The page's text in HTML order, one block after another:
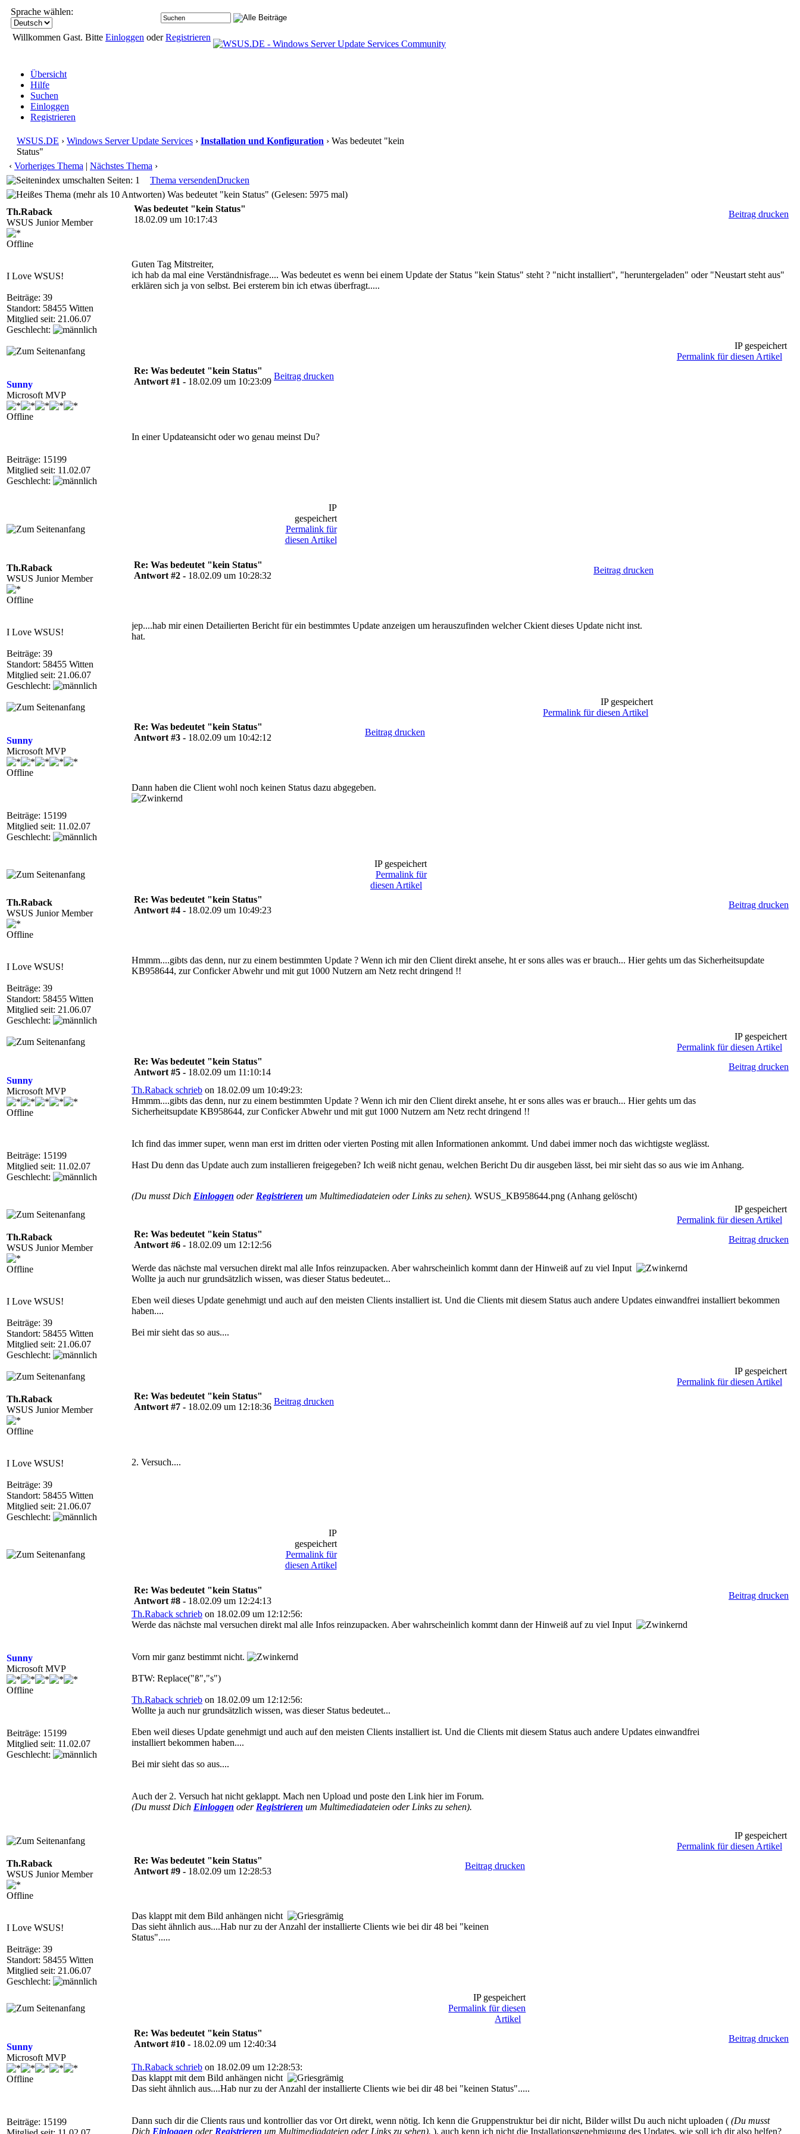
Sprache wählen:
Willkommen Gast. Bitte Einloggen oderRegistrieren
Übersicht
Hilfe
Suchen
Einloggen
Registrieren
WSUS.DE › Windows Server Update Services › Installation und Konfiguration › Was bedeutet "kein
Status"
‹ Vorheriges Thema | Nächstes Thema ›
Seiten: 1
Thema versendenDrucken
Was bedeutet "kein Status" (Gelesen: 5975 mal)
Th.Raback
WSUS Junior Member
Offline
I Love WSUS!
Beiträge: 39
Standort: 58455 Witten
Mitglied seit: 21.06.07
Geschlecht:
Was bedeutet "kein Status"
18.02.09 um 10:17:43
Beitrag drucken
Guten Tag Mitstreiter,
ich hab da mal eine Verständnisfrage.... Was bedeutet es wenn bei einem Update der Status "kein Status" steht ? "nicht installiert", "heruntergeladen" oder "Neustart steht aus"
erklären sich ja von selbst. Bei ersterem bin ich etwas überfragt.....
IP gespeichert
Permalink für diesen Artikel
Sunny
Microsoft MVP
Offline
Beiträge: 15199
Mitglied seit: 11.02.07
Geschlecht:
Re: Was bedeutet "kein Status"
Antwort #1 - 18.02.09 um 10:23:09
Beitrag drucken
In einer Updateansicht oder wo genau meinst Du?
IP
gespeichert
Permalink für
diesen Artikel
Th.Raback
WSUS Junior Member
Offline
I Love WSUS!
Beiträge: 39
Standort: 58455 Witten
Mitglied seit: 21.06.07
Geschlecht:
Re: Was bedeutet "kein Status"
Antwort #2 - 18.02.09 um 10:28:32
Beitrag drucken
jep....hab mir einen Detailierten Bericht für ein bestimmtes Update anzeigen um herauszufinden welcher Ckient dieses Update nicht inst.
hat.
IP gespeichert
Permalink für diesen Artikel
Sunny
Microsoft MVP
Offline
Beiträge: 15199
Mitglied seit: 11.02.07
Geschlecht:
Re: Was bedeutet "kein Status"
Antwort #3 - 18.02.09 um 10:42:12
Beitrag drucken
Dann haben die Client wohl noch keinen Status dazu abgegeben.
IP gespeichert
Permalink für
diesen Artikel
Th.Raback
WSUS Junior Member
Offline
I Love WSUS!
Beiträge: 39
Standort: 58455 Witten
Mitglied seit: 21.06.07
Geschlecht:
Re: Was bedeutet "kein Status"
Antwort #4 - 18.02.09 um 10:49:23
Beitrag drucken
Hmmm....gibts das denn, nur zu einem bestimmten Update ? Wenn ich mir den Client direkt ansehe, ht er sons alles was er brauch... Hier gehts um das Sicherheitsupdate
KB958644, zur Conficker Abwehr und mit gut 1000 Nutzern am Netz recht dringend !!
IP gespeichert
Permalink für diesen Artikel
Sunny
Microsoft MVP
Offline
Beiträge: 15199
Mitglied seit: 11.02.07
Geschlecht:
Re: Was bedeutet "kein Status"
Antwort #5 - 18.02.09 um 11:10:14
Beitrag drucken
Th.Raback schrieb on 18.02.09 um 10:49:23:
Hmmm....gibts das denn, nur zu einem bestimmten Update ? Wenn ich mir den Client direkt ansehe, ht er sons alles was er brauch... Hier gehts um das
Sicherheitsupdate KB958644, zur Conficker Abwehr und mit gut 1000 Nutzern am Netz recht dringend !!
Ich find das immer super, wenn man erst im dritten oder vierten Posting mit allen Informationen ankommt. Und dabei immer noch das wichtigste weglässt.
Hast Du denn das Update auch zum installieren freigegeben? Ich weiß nicht genau, welchen Bericht Du dir ausgeben lässt, bei mir sieht das so aus wie im Anhang.
(Du musst Dich Einloggen oder Registrieren um Multimediadateien oder Links zu sehen). WSUS_KB958644.png (Anhang gelöscht)
IP gespeichert
Permalink für diesen Artikel
Th.Raback
WSUS Junior Member
Offline
I Love WSUS!
Beiträge: 39
Standort: 58455 Witten
Mitglied seit: 21.06.07
Geschlecht:
Re: Was bedeutet "kein Status"
Antwort #6 - 18.02.09 um 12:12:56
Beitrag drucken
Werde das nächste mal versuchen direkt mal alle Infos reinzupacken. Aber wahrscheinlich kommt dann der Hinweiß auf zu viel Input
Wollte ja auch nur grundsätzlich wissen, was dieser Status bedeutet...
Eben weil dieses Update genehmigt und auch auf den meisten Clients installiert ist. Und die Clients mit diesem Status auch andere Updates einwandfrei installiert bekommen
haben....
Bei mir sieht das so aus....
IP gespeichert
Permalink für diesen Artikel
Th.Raback
WSUS Junior Member
Offline
I Love WSUS!
Beiträge: 39
Standort: 58455 Witten
Mitglied seit: 21.06.07
Geschlecht:
Re: Was bedeutet "kein Status"
Antwort #7 - 18.02.09 um 12:18:36
Beitrag drucken
2. Versuch....
IP
gespeichert
Permalink für
diesen Artikel
Sunny
Microsoft MVP
Offline
Beiträge: 15199
Mitglied seit: 11.02.07
Geschlecht:
Re: Was bedeutet "kein Status"
Antwort #8 - 18.02.09 um 12:24:13
Beitrag drucken
Th.Raback schrieb on 18.02.09 um 12:12:56:
Werde das nächste mal versuchen direkt mal alle Infos reinzupacken. Aber wahrscheinlich kommt dann der Hinweiß auf zu viel Input
Vorn mir ganz bestimmt nicht.
BTW: Replace("ß","s")
Th.Raback schrieb on 18.02.09 um 12:12:56:
Wollte ja auch nur grundsätzlich wissen, was dieser Status bedeutet...
Eben weil dieses Update genehmigt und auch auf den meisten Clients installiert ist. Und die Clients mit diesem Status auch andere Updates einwandfrei
installiert bekommen haben....
Bei mir sieht das so aus....
Auch der 2. Versuch hat nicht geklappt. Mach nen Upload und poste den Link hier im Forum.
(Du musst Dich Einloggen oder Registrieren um Multimediadateien oder Links zu sehen).
IP gespeichert
Permalink für diesen Artikel
Th.Raback
WSUS Junior Member
Offline
I Love WSUS!
Beiträge: 39
Standort: 58455 Witten
Mitglied seit: 21.06.07
Geschlecht:
Re: Was bedeutet "kein Status"
Antwort #9 - 18.02.09 um 12:28:53
Beitrag drucken
Das klappt mit dem Bild anhängen nicht
Das sieht ähnlich aus....Hab nur zu der Anzahl der installierte Clients wie bei dir 48 bei "keinen
Status".....
IP gespeichert
Permalink für diesen
Artikel
Sunny
Microsoft MVP
Offline
Beiträge: 15199
Re: Was bedeutet "kein Status"
Antwort #10 - 18.02.09 um 12:40:34
Beitrag drucken
Th.Raback schrieb on 18.02.09 um 12:28:53:
Das klappt mit dem Bild anhängen nicht
Das sieht ähnlich aus....Hab nur zu der Anzahl der installierte Clients wie bei dir 48 bei "keinen Status".....
Dann such dir die Clients raus und kontrollier das vor Ort direkt, wenn nötig. Ich kenn die Gruppenstruktur bei dir nicht, Bilder willst Du auch nicht uploaden ( (Du musst
Dich Einloggen oder Registrieren um Multimediadateien oder Links zu sehen). ), auch kenn ich nicht die Installationsgenehmigung des Updates, wie soll ich dir also helfen?